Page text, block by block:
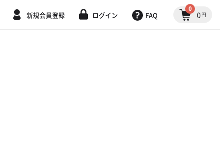
新規会員登録 ログイン FAQ
0
0 円